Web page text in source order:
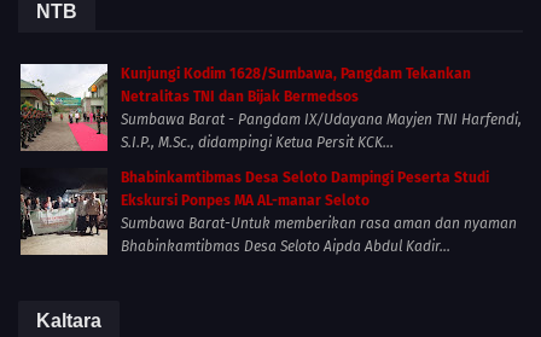
NTB
Kunjungi Kodim 1628/Sumbawa, Pangdam Tekankan
Netralitas TNI dan Bijak Bermedsos
Sumbawa Barat - Pangdam IX/Udayana Mayjen TNI Harfendi,
S.I.P., M.Sc., didampingi Ketua Persit KCK...
Bhabinkamtibmas Desa Seloto Dampingi Peserta Studi
Ekskursi Ponpes MA AL-manar Seloto
Sumbawa Barat-Untuk memberikan rasa aman dan nyaman
Bhabinkamtibmas Desa Seloto Aipda Abdul Kadir...
Kaltara